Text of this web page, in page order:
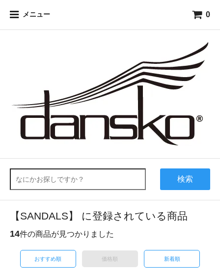
メニュー 0
検索
【SANDALS】 に登録されている商品
14件の商品が見つかりました
おすすめ順 価格順 新着順